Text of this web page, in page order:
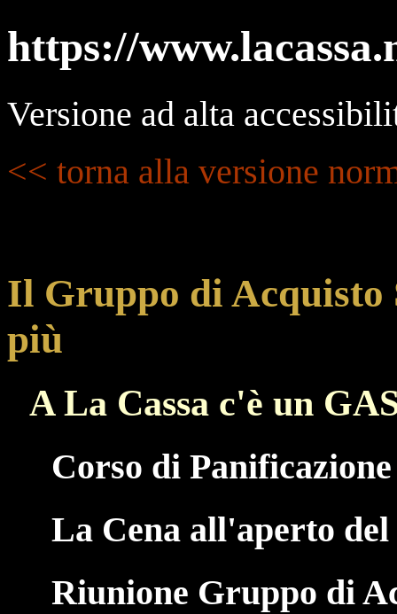
https://
Versione ad alta
<< torna alla versione
Il Gruppo di Acquisto
più
A La Cassa c'è un
Corso di Panificazione
La Cena all'aperto
Riunione Gruppo di